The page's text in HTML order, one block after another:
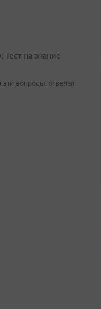
на знание
вопросы, отвечая